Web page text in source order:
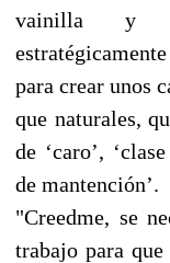
vainilla y
para crear unos
que naturales,
de ‘caro’,
de mantención’.
"Creedme, se
trabajo para